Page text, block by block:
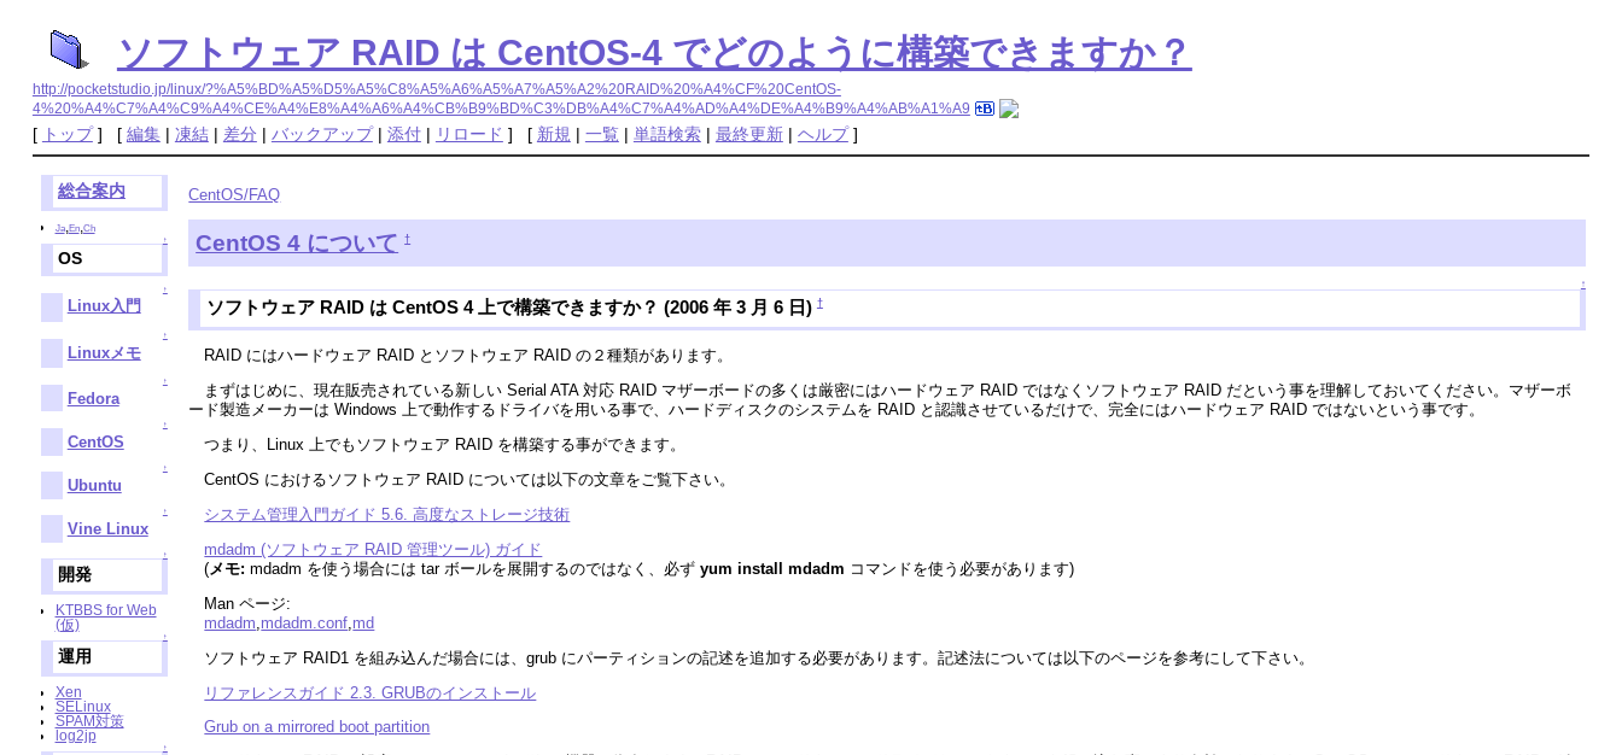
ソフトウェア RAID は CentOS-4 でどのように構築できますか？
http://pocketstudio.jp/linux/?%A5%BD%A5%D5%A5%C8%A5%A6%A5%A7%A5%A2%20RAID%20%A4%CF%20CentOS-
4%20%A4%C7%A4%C9%A4%CE%A4%E8%A4%A6%A4%CB%B9%BD%C3%DB%A4%C7%A4%AD%A4%DE%A4%B9%A4%AB%A1%A9
[ トップ] [ 編集| 凍結 | 差分 | バックアップ| 添付| リロード ] [ 新規 | 一覧 | 単語検索| 最終更新| ヘルプ]
総合案内
Ja, En, Ch
↑
OS
↑
Linux入門
↑
Linuxメモ
↑
Fedora
↑
CentOS
↑
Ubuntu
↑
Vine Linux
↑
開発
KTBBS for Web
(仮)
↑
運用
Xen
SELinux
SPAM対策
log2jp
↑
CentOS/FAQ
CentOS 4 について †
↑
ソフトウェア RAID は CentOS 4 上で構築できますか？ (2006 年 3 月 6 日) †
RAID にはハードウェア RAID とソフトウェア RAID の２種類があります。
まずはじめに、現在販売されている新しい Serial ATA 対応 RAID マザーボードの多くは厳密にはハードウェア RAID ではなくソフトウェア RAID だという事を理解しておいてください。マザーボ
ード製造メーカーは Windows 上で動作するドライバを用いる事で、ハードディスクのシステムを RAID と認識させているだけで、完全にはハードウェア RAID ではないという事です。
つまり、Linux 上でもソフトウェア RAID を構築する事ができます。
CentOS におけるソフトウェア RAID については以下の文章をご覧下さい。
システム管理入門ガイド 5.6. 高度なストレージ技術
mdadm (ソフトウェア RAID 管理ツール) ガイド
( メモ: mdadm を使う場合には tar ボールを展開するのではなく、必ずyum install mdadm コマンドを使う必要があります)
Man ページ:
mdadm mdadm.conf md
ソフトウェア RAID1 を組み込んだ場合には、grub にパーティションの記述を追加する必要があります。記述法については以下のページを参考にして下さい。
リファレンスガイド 2.3. GRUBのインストール
Grub on a mirrored boot partition